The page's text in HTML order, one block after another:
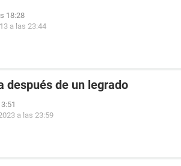
18:28
a las 23:44
después de un legrado
a las 23:59